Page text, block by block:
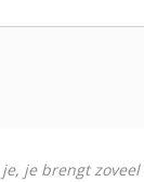
je brengt